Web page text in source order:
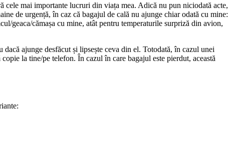
cele mai importante lucruri din viața mea. Adică nu pun niciodată acte,
de urgență, în caz că bagajul de cală nu ajunge chiar odată cu mine:
geaca/cămașa cu mine, atât pentru temperaturile surpriză din avion,
ajunge desfăcut și lipsește ceva din el. Totodată, în cazul unei
la tine/pe telefon. În cazul în care bagajul este pierdut, această